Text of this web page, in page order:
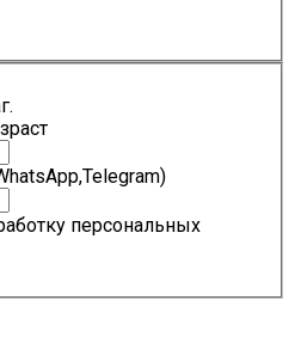
персональных